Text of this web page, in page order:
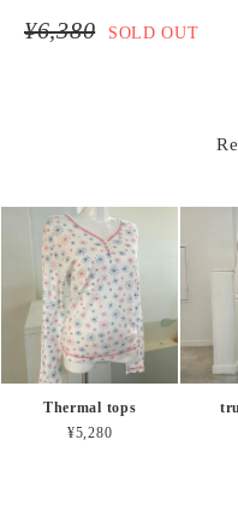
¥6,380 SOLD OUT
Thermal tops
¥5,280